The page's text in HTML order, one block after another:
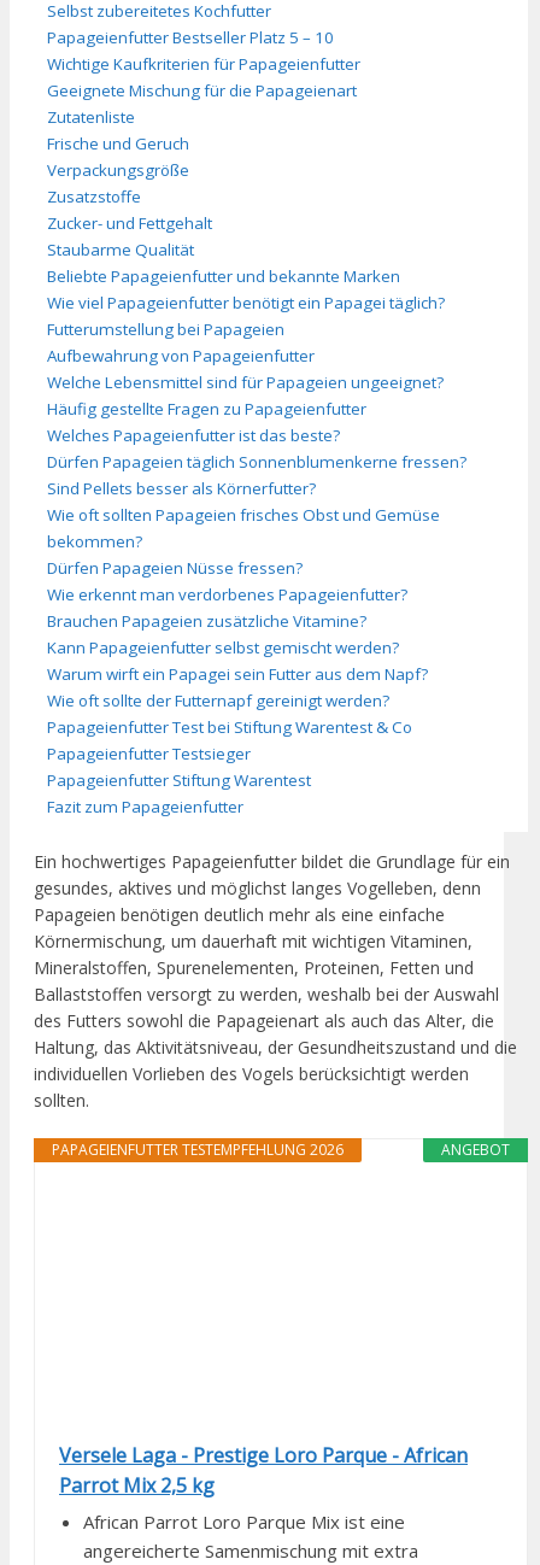
Selbst zubereitetes Kochfutter
Papageienfutter Bestseller Platz 5 – 10
Wichtige Kaufkriterien für Papageienfutter
Geeignete Mischung für die Papageienart
Zutatenliste
Frische und Geruch
Verpackungsgröße
Zusatzstoffe
Zucker- und Fettgehalt
Staubarme Qualität
Beliebte Papageienfutter und bekannte Marken
Wie viel Papageienfutter benötigt ein Papagei täglich?
Futterumstellung bei Papageien
Aufbewahrung von Papageienfutter
Welche Lebensmittel sind für Papageien ungeeignet?
Häufig gestellte Fragen zu Papageienfutter
Welches Papageienfutter ist das beste?
Dürfen Papageien täglich Sonnenblumenkerne fressen?
Sind Pellets besser als Körnerfutter?
Wie oft sollten Papageien frisches Obst und Gemüse
bekommen?
Dürfen Papageien Nüsse fressen?
Wie erkennt man verdorbenes Papageienfutter?
Brauchen Papageien zusätzliche Vitamine?
Kann Papageienfutter selbst gemischt werden?
Warum wirft ein Papagei sein Futter aus dem Napf?
Wie oft sollte der Futternapf gereinigt werden?
Papageienfutter Test bei Stiftung Warentest & Co
Papageienfutter Testsieger
Papageienfutter Stiftung Warentest
Fazit zum Papageienfutter
Ein hochwertiges Papageienfutter bildet die Grundlage für ein
gesundes, aktives und möglichst langes Vogelleben, denn
Papageien benötigen deutlich mehr als eine einfache
Körnermischung, um dauerhaft mit wichtigen Vitaminen,
Mineralstoffen, Spurenelementen, Proteinen, Fetten und
Ballaststoffen versorgt zu werden, weshalb bei der Auswahl
des Futters sowohl die Papageienart als auch das Alter, die
Haltung, das Aktivitätsniveau, der Gesundheitszustand und die
individuellen Vorlieben des Vogels berücksichtigt werden
sollten.
ANGEBOT
PAPAGEIENFUTTER TESTEMPFEHLUNG 2026
Versele Laga - Prestige Loro Parque - African
Parrot Mix 2,5 kg
African Parrot Loro Parque Mix ist eine
angereicherte Samenmischung mit extra